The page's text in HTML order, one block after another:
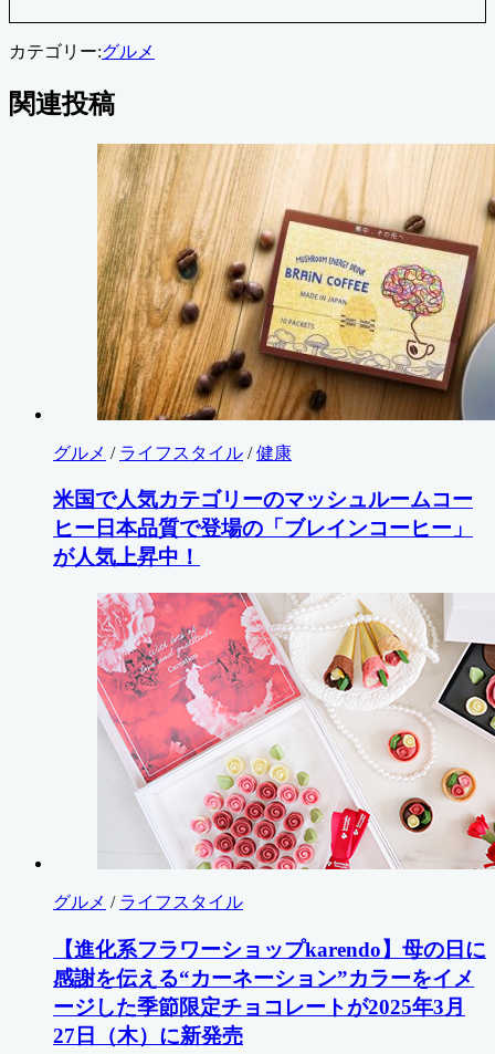
カテゴリー:グルメ
関連投稿
グルメ / ライフスタイル /健康
米国で人気カテゴリーのマッシュルームコー
ヒー日本品質で登場の「ブレインコーヒー」
が人気上昇中！
グルメ / ライフスタイル
【進化系フラワーショップkarendo】母の日に
感謝を伝える“カーネーション”カラーをイメ
ージした季節限定チョコレートが2025年3月
27日（木）に新発売